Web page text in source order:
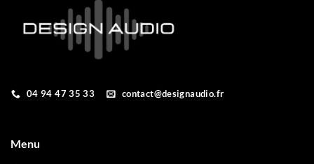
04 94 47 35 33 contact@designaudio.fr
Menu